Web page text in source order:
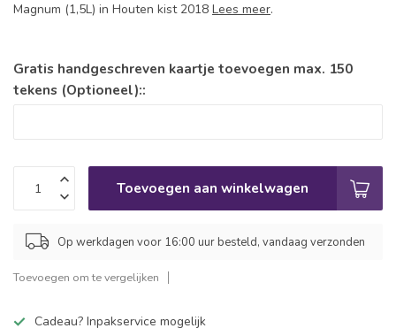
Magnum (1,5L) in Houten kist 2018 Lees meer.
Gratis handgeschreven kaartje toevoegen max. 150
tekens (Optioneel)::
Toevoegen aan winkelwagen
Op werkdagen voor 16:00 uur besteld, vandaag verzonden
Toevoegen om te vergelijken
Cadeau? Inpakservice mogelijk